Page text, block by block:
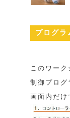
プログラ
このワー
制御プログ
画面内だけ